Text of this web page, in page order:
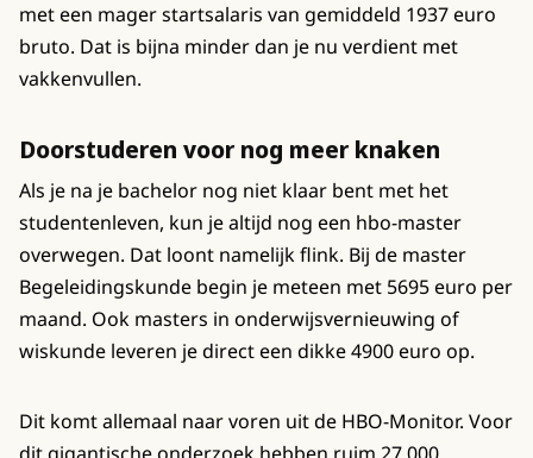
met een mager startsalaris van gemiddeld 1937 euro
bruto. Dat is bijna minder dan je nu verdient met
vakkenvullen.
Doorstuderen voor nog meer knaken
Als je na je bachelor nog niet klaar bent met het
studentenleven, kun je altijd nog een hbo-master
overwegen. Dat loont namelijk flink. Bij de master
Begeleidingskunde begin je meteen met 5695 euro per
maand. Ook masters in onderwijsvernieuwing of
wiskunde leveren je direct een dikke 4900 euro op.
Dit komt allemaal naar voren uit de HBO-Monitor. Voor